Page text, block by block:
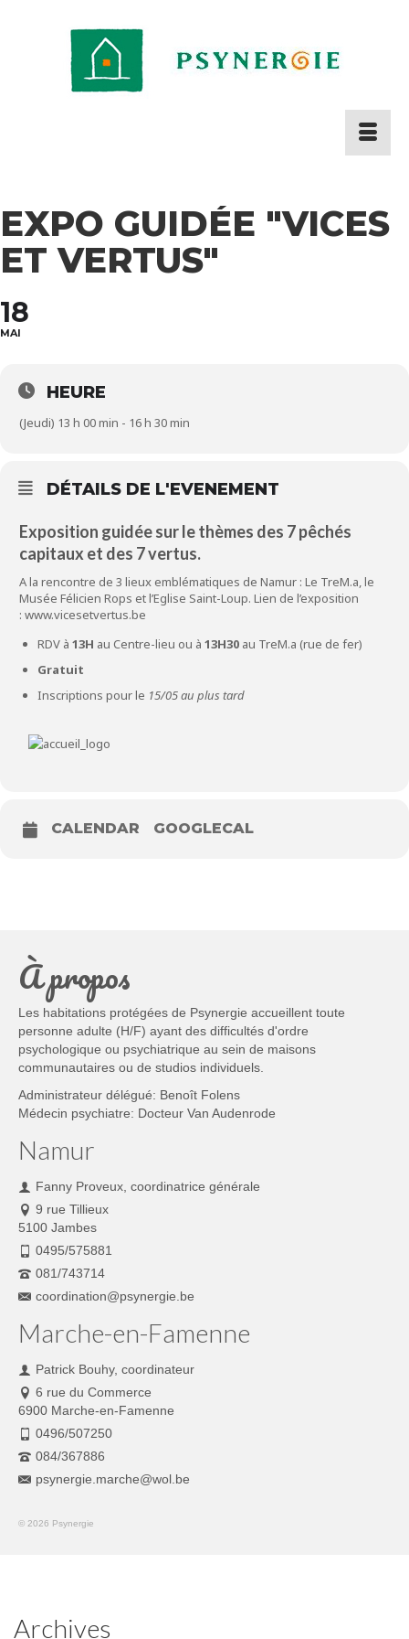
EXPO GUIDÉE "VICES
ET VERTUS"
18
MAI
HEURE
(Jeudi) 13 h 00 min - 16 h 30 min
DÉTAILS DE L'EVENEMENT
Exposition guidée sur le thèmes des 7 pêchés
capitaux et des 7 vertus.
A la rencontre de 3 lieux emblématiques de Namur : Le TreM.a, le
Musée Félicien Rops et l’Eglise Saint-Loup. Lien de l’exposition
: www.vicesetvertus.be
RDV à 13H au Centre-lieu ou à 13H30 au TreM.a (rue de fer)
Gratuit
Inscriptions pour le 15/05 au plus tard
CALENDAR GOOGLECAL
À propos
Les habitations protégées de Psynergie accueillent toute
personne adulte (H/F) ayant des difficultés d'ordre
psychologique ou psychiatrique au sein de maisons
communautaires ou de studios individuels.
Administrateur délégué: Benoît Folens
Médecin psychiatre: Docteur Van Audenrode
Namur
Fanny Proveux, coordinatrice générale
9 rue Tillieux
5100 Jambes
0495/575881
081/743714
coordination@psynergie.be
Marche-en-Famenne
Patrick Bouhy, coordinateur
6 rue du Commerce
6900 Marche-en-Famenne
0496/507250
084/367886
psynergie.marche@wol.be
© 2026 Psynergie
Archives